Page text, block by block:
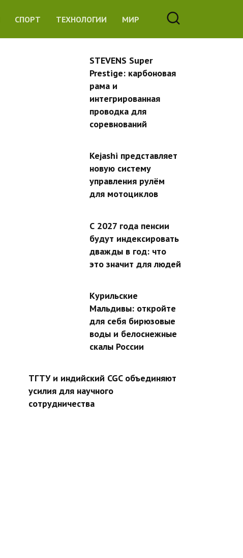
СПОРТ ТЕХНОЛОГИИ МИР
STEVENS Super
Prestige: карбоновая
рама и
интегрированная
проводка для
соревнований
Kejashi представляет
новую систему
управления рулём
для мотоциклов
С 2027 года пенсии
будут индексировать
дважды в год: что
это значит для людей
Курильские
Мальдивы: откройте
для себя бирюзовые
воды и белоснежные
скалы России
ТГТУ и индийский CGC объединяют
усилия для научного
сотрудничества